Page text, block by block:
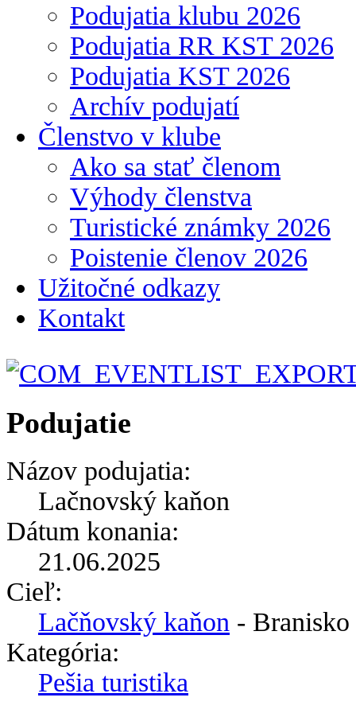
Podujatia klubu 2026
Podujatia RR KST 2026
Podujatia KST 2026
Archív podujatí
Členstvo v klube
Ako sa stať členom
Výhody členstva
Turistické známky 2026
Poistenie členov 2026
Užitočné odkazy
Kontakt
Podujatie
Názov podujatia:
Lačnovský kaňon
Dátum konania:
21.06.2025
Cieľ:
Lačňovský kaňon - Branisko
Kategória:
Pešia turistika